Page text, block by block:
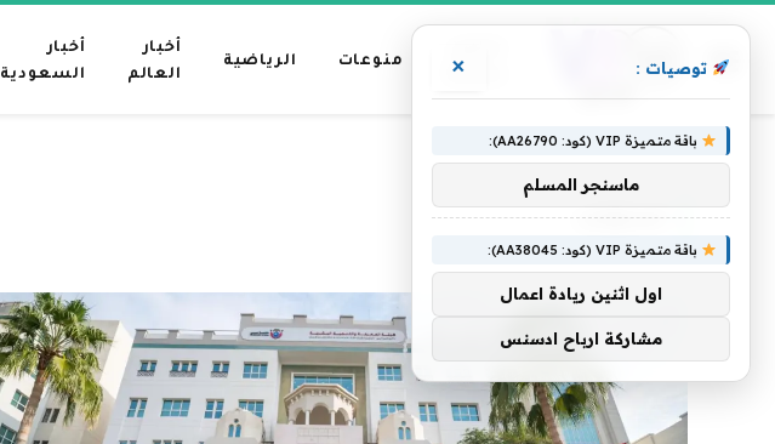
رئيسية
منوعات الرياضية
أخبار
العالم
أخبار
السعودية
الرئيسية » تستوجب
تستوجب
توصيات : ×
باقة متميزة VIP (كود: AA26790):
ماسنجر المسلم
باقة متميزة VIP (كود: AA38045):
اول اثنين ريادة اعمال
مشاركة ارباح ادسنس